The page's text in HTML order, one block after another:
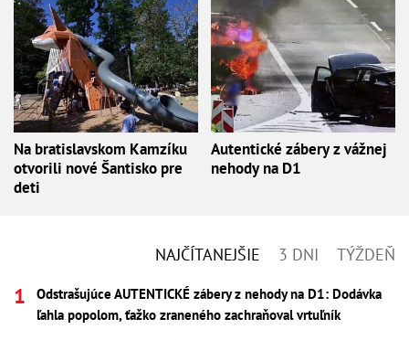
Na bratislavskom Kamzíku
otvorili nové Šantisko pre
deti
Autentické zábery z vážnej
nehody na D1
NAJČÍTANEJŠIE 3 DNI TÝŽDEŇ
Odstrašujúce AUTENTICKÉ zábery z nehody na D1: Dodávka
ľahla popolom, ťažko zraneného zachraňoval vrtuľník